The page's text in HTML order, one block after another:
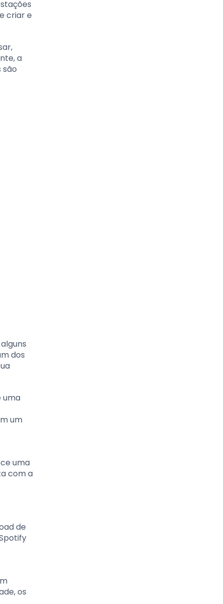
criar e
a
são
dos
uma
um
uma
com a
de
os